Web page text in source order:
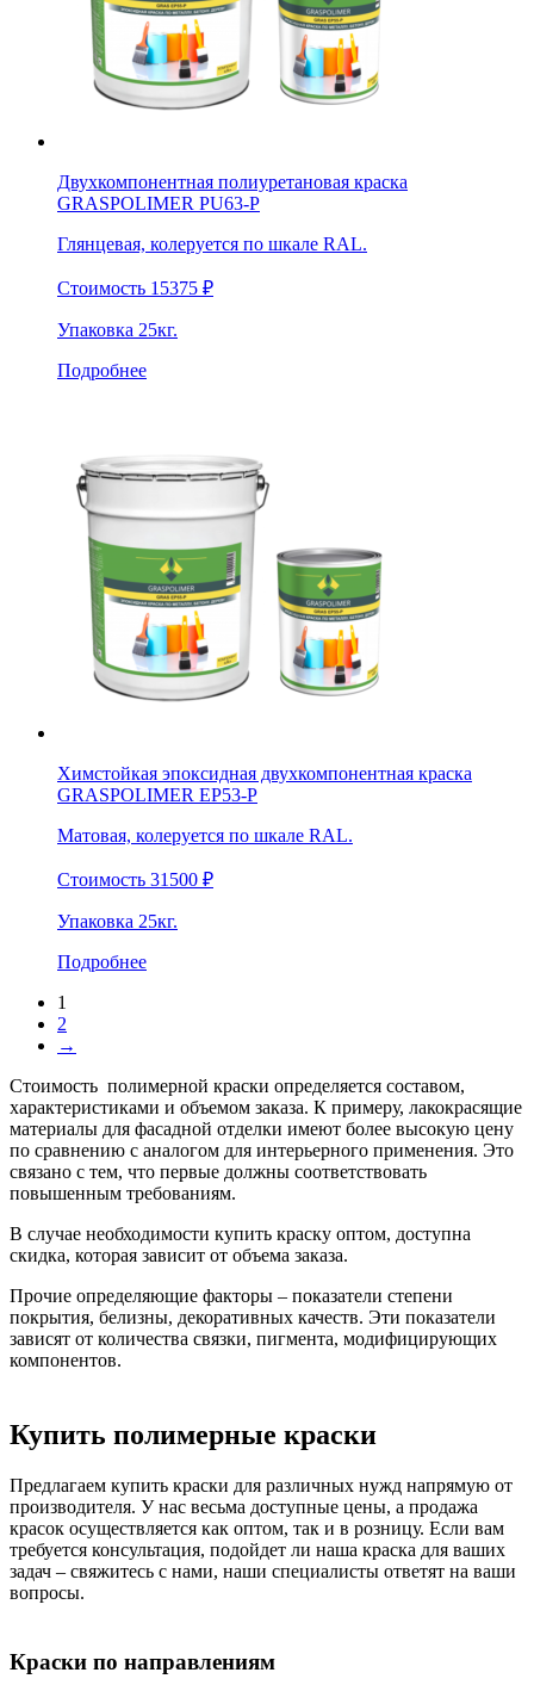
Двухкомпонентная полиуретановая краска
GRASPOLIMER PU63-P
Глянцевая, колеруется по шкале RAL.
Стоимость 15375 ₽
Упаковка 25кг.
Подробнее
Химстойкая эпоксидная двухкомпонентная краска
GRASPOLIMER EP53-Р
Матовая, колеруется по шкале RAL.
Стоимость 31500 ₽
Упаковка 25кг.
Подробнее
1
2
→
Стоимость полимерной краски определяется составом,
характеристиками и объемом заказа. К примеру, лакокрасящие
материалы для фасадной отделки имеют более высокую цену
по сравнению с аналогом для интерьерного применения. Это
связано с тем, что первые должны соответствовать
повышенным требованиям.
В случае необходимости купить краску оптом, доступна
скидка, которая зависит от объема заказа.
Прочие определяющие факторы – показатели степени
покрытия, белизны, декоративных качеств. Эти показатели
зависят от количества связки, пигмента, модифицирующих
компонентов.
Купить полимерные краски
Предлагаем купить краски для различных нужд напрямую от
производителя. У нас весьма доступные цены, а продажа
красок осуществляется как оптом, так и в розницу. Если вам
требуется консультация, подойдет ли наша краска для ваших
задач – свяжитесь с нами, наши специалисты ответят на ваши
вопросы.
Краски по направлениям